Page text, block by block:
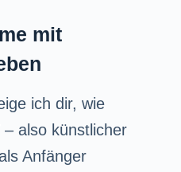
mit
ich dir, wie
– also künstlicher
Anfänger